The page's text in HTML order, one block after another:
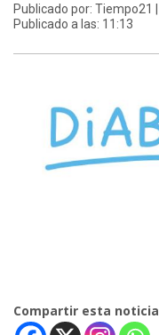
Publicado por: Tiempo21 |
Publicado a las: 11:13
Compartir esta noticia